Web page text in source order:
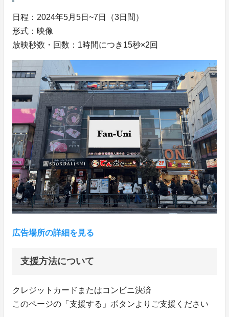
日程：2024年5月5日~7日（3日間）
形式：映像
放映秒数・回数：1時間につき15秒×2回
広告場所の詳細を見る
支援方法について
クレジットカードまたはコンビニ決済
このページの「支援する」ボタンよりご支援ください